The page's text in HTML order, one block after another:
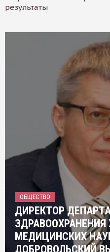
результаты
ОБЩЕСТВО
ДИРЕКТОР
МЕДИЦИНСКИХ
ДОБРОВОЛЬСКИЙ